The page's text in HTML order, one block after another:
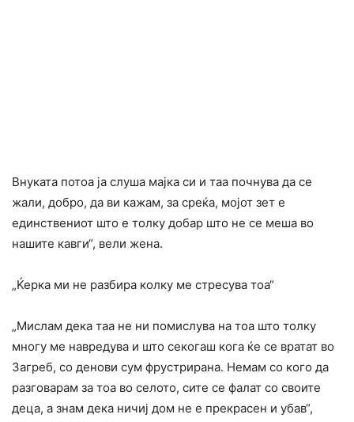
Внуката потоа ја слуша мајка си и таа почнува да се
жали, добро, да ви кажам, за среќа, мојот зет е
единствениот што е толку добар што не се меша во
нашите кавги“, вели жена.
„Ќерка ми не разбира колку ме стресува тоа“
„Мислам дека таа не ни помислува на тоа што толку
многу ме навредува и што секогаш кога ќе се вратат во
Загреб, со денови сум фрустрирана. Немам со кого да
разговарам за тоа во селото, сите се фалат со своите
деца, а знам дека ничиј дом не е прекрасен и убав“,